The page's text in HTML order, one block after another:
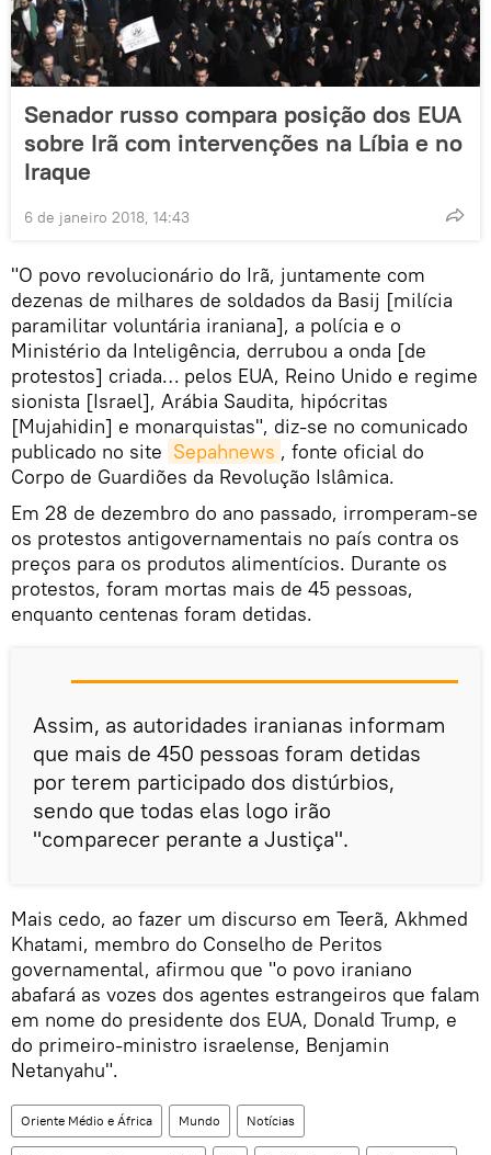
Senador russo compara posição dos EUA
sobre Irã com intervenções na Líbia e no
Iraque
6 de janeiro 2018, 14:43
"O povo revolucionário do Irã, juntamente com
dezenas de milhares de soldados da Basij [milícia
paramilitar voluntária iraniana], a polícia e o
Ministério da Inteligência, derrubou a onda [de
protestos] criada… pelos EUA, Reino Unido e regime
sionista [Israel], Arábia Saudita, hipócritas
[Mujahidin] e monarquistas", diz-se no comunicado
publicado no site Sepahnews , fonte oficial do
Corpo de Guardiões da Revolução Islâmica.
Em 28 de dezembro do ano passado, irromperam-se
os protestos antigovernamentais no país contra os
preços para os produtos alimentícios. Durante os
protestos, foram mortas mais de 45 pessoas,
enquanto centenas foram detidas.
Assim, as autoridades iranianas informam
que mais de 450 pessoas foram detidas
por terem participado dos distúrbios,
sendo que todas elas logo irão
"comparecer perante a Justiça".
Mais cedo, ao fazer um discurso em Teerã, Akhmed
Khatami, membro do Conselho de Peritos
governamental, afirmou que "o povo iraniano
abafará as vozes dos agentes estrangeiros que falam
em nome do presidente dos EUA, Donald Trump, e
do primeiro-ministro israelense, Benjamin
Netanyahu".
Oriente Médio e África Mundo Notícias